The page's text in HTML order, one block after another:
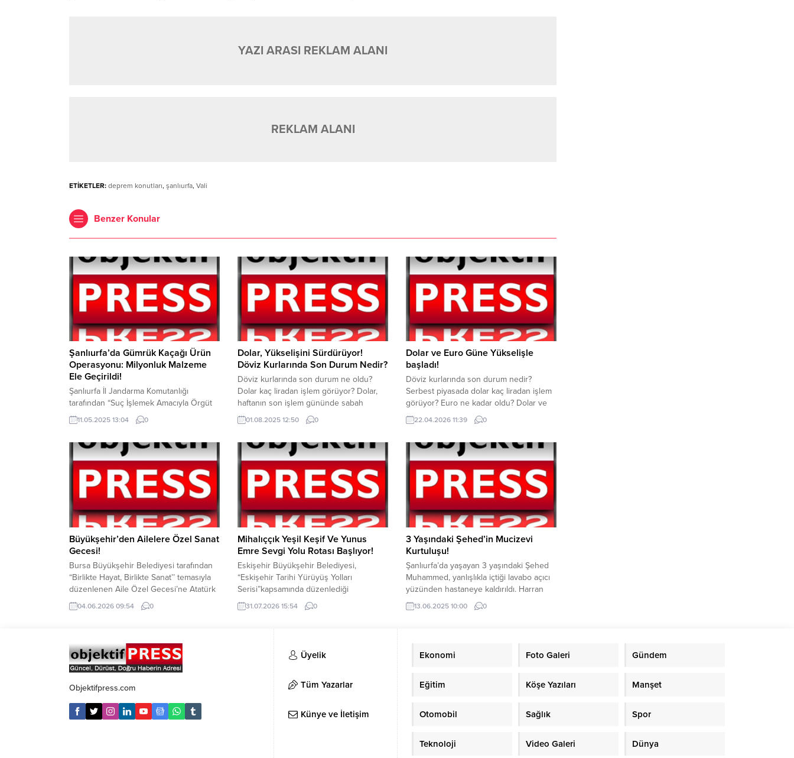
YAZI ARASI REKLAM ALANI
REKLAM ALANI
ETİKETLER: deprem konutları, şanlıurfa, Vali
Benzer Konular
Şanlıurfa’da Gümrük Kaçağı Ürün
Operasyonu: Milyonluk Malzeme
Ele Geçirildi!
Şanlıurfa İl Jandarma Komutanlığı
tarafından “Suç İşlemek Amacıyla Örgüt
Kurmak” suçlarına yönelik yapılan
çalışmalar neticesinde (3) şüpheli şahsın,
Gümrük Kaçağı güneş gözlüklerini
Şanlıurfa İlinde satışa çıkaracaklarının
tespit edilmesi üzerine, Akçakale İlçe
J.K.lığı ve KOM İSTH Şb. Md.lüğü
ekiplerince düzenlenen operasyon
sonucu yakalandı. Şanlıurfa İl J.K.lığı...
11.05.2025 13:04 0
Dolar, Yükselişini Sürdürüyor!
Döviz Kurlarında Son Durum Nedir?
Döviz kurlarında son durum ne oldu?
Dolar kaç liradan işlem görüyor? Dolar,
haftanın son işlem gününde sabah
açılışta 40.62 TL’den işlem görmeye
başladı. Dolar, saat 12.45 itibariyle 40.66
açılışta 46.49 TL’den işlem görmeye
başladı. Euro, saat 12.45 itibariyle 46.38
TL’den işlem görüyor. Euro/Dolar
paritesi...
01.08.2025 12:50 0
Dolar ve Euro Güne Yükselişle
başladı!
Döviz kurlarında son durum nedir?
Serbest piyasada dolar kaç liradan işlem
görüyor? Euro ne kadar oldu? Dolar ve
euro haftanın üçüncü işlem gününe
yükselişle başladı. Orta Doğu’daki
etkilemeye devam ediyor. Serbest döviz
piyasasında dolar saat 11.35 itibariyle
44.92 TL civarında işlem görüyor. Euro
ise aynı saat...
22.04.2026 11:39 0
Büyükşehir’den Ailelere Özel Sanat
Gecesi!
Bursa Büyükşehir Belediyesi tarafından
“Birlikte Hayat, Birlikte Sanat’’ temasıyla
düzenlenen Aile Özel Gecesi’ne Atatürk
Kültür Merkezi Merinos Yerleşkesi ev
sahipliği yaptı. Bursa Büyükşehir
Hizmetleri Şube Müdürlüğü tarafından
düzenlenen gecede; Bir-İz Kadın Ritim
Grubu, Eşit-İz Aile Grubu Halk Dansları
Topluluğu, Çocuk Halk...
04.06.2026 09:54 0
Mihalıççık Yeşil Keşif Ve Yunus
Emre Sevgi Yolu Rotası Başlıyor!
Eskişehir Büyükşehir Belediyesi,
“Eskişehir Tarihi Yürüyüş Yolları
Serisi”kapsamında düzenlediği
etkinliklerle kentin doğal ve kültürel
mirasını keşfetmeyedevam ediyor.
Yeşil Keşif ve Yunus Emre SevgiYolu,
katılımcılarına doğa, tarih, kültür ve inancı
aynı yolculukta buluşturacak eşsiz
birdeneyim sunuyor. 31 Temmuz 2026
Cuma günü gerçekleştirilecek etkinlikte
doğaseverler, Mihalıççık’ınyemyeşil
ormanlarında...
31.07.2026 15:54 0
3 Yaşındaki Şehed’in Mucizevi
Kurtuluşu!
Şanlıurfa’da yaşayan 3 yaşındaki Şehed
Muhammed, yanlışlıkla içtiği lavabo açıcı
yüzünden hastaneye kaldırıldı. Harran
Üniversitesi Hastanesi’nde yapılan
başarılı bir operasyonla minik çocuk
zamanda acı bir ders” dedi. Şanlıurfa’da
13.06.2025 10:00 0
Objektifpress.com
Üyelik
Tüm Yazarlar
Künye ve İletişim
Ekonomi Foto Galeri Gündem
Eğitim Köşe Yazıları Manşet
Otomobil Sağlık Spor
Teknoloji Video Galeri Dünya